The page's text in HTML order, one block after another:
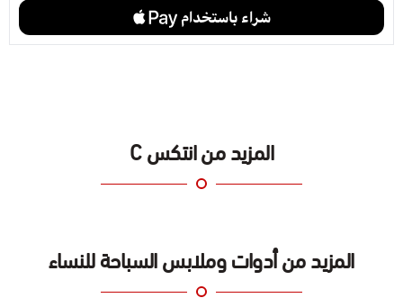
المزيد من انتكس C
المزيد من أدوات وملابس السباحة للنساء